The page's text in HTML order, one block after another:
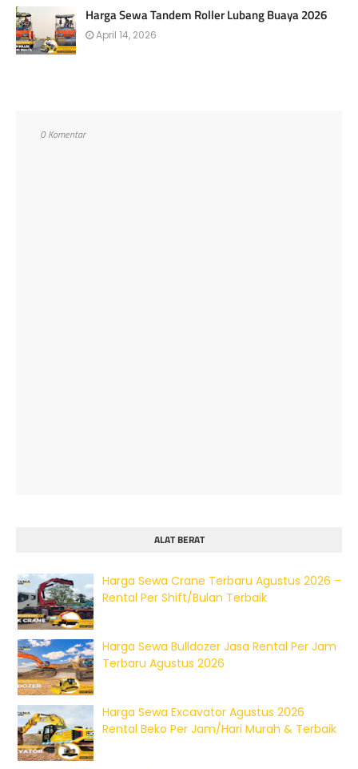
Harga Sewa Tandem Roller Lubang Buaya 2026
April 14, 2026
0 Komentar
ALAT BERAT
Harga Sewa Crane Terbaru Agustus 2026 –
Rental Per Shift/Bulan Terbaik
Harga Sewa Bulldozer Jasa Rental Per Jam
Terbaru Agustus 2026
Harga Sewa Excavator Agustus 2026
Rental Beko Per Jam/Hari Murah & Terbaik